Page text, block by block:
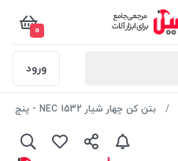
0
ورود
بتن کن چهار شیار 1532 NEC - پنج کیلویی